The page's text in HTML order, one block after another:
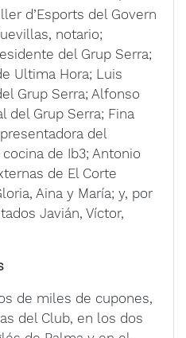
d’Esports del Govern
notario;
del Grup Serra;
Ultima Hora; Luis
Grup Serra; Alfonso
del Grup Serra; Fina
del
de Ib3; Antonio
de El Corte
Aina y María; y, por
Javián, Víctor,
de miles de cupones,
del Club, en los dos